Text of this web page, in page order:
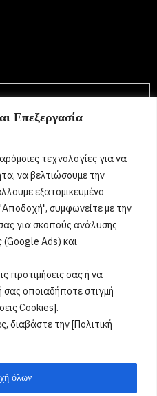
Επεξεργασία
τεχνολογίες για να
να βελτιώσουμε την
εξατομικευμένο
συμφωνείτε με την
για σκοπούς ανάλυσης
Ads) και
προτιμήσεις σας ή να
οποιαδήποτε στιγμή
Cookies].
διαβάστε την [Πολιτική
όλων
Φυλλιώ, Φυλλίτσα,
Ρόζα,
Φύλλης, Φύλλιος,
Ντάφυ, Ντάφι